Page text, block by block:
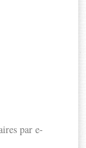
par e-